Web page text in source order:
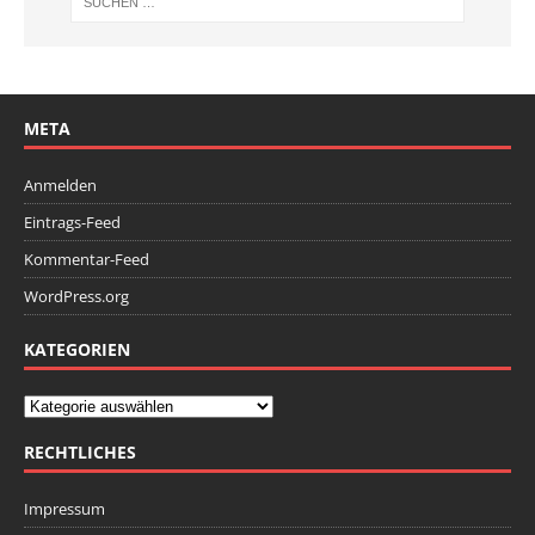
META
Anmelden
Eintrags-Feed
Kommentar-Feed
WordPress.org
KATEGORIEN
RECHTLICHES
Impressum